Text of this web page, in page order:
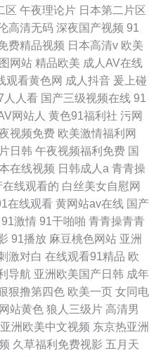
区 午夜理论片 日本第二片区
高清无码 深夜国产视频 91
费精品视频 日本高清v 欧美
网站 精品欧美 成人AV在线
观看黄色网 成人抖音 爰上碰
人人看 国产三级视频在线 91
网站人 黄色91福利社 污网
视频免费 欧美激情福利网
日韩 午夜视频福利免费 国
在线视频 日韩成人a 青青操
在线观看的 白丝美女自慰网
在线观看 黄网站av在线 国产
91激情 91干啪啪 青青操青青
91播放 麻豆桃色网站 亚洲
激对白 在线观看91精品 欧
导航 亚洲欧美国产日韩 成年
狠撸第四色 欧美一页 女同电
站黄色 狼人三级片 高清男
亚洲欧美中文视频 东京热亚洲
久草福利免费视影 五月天